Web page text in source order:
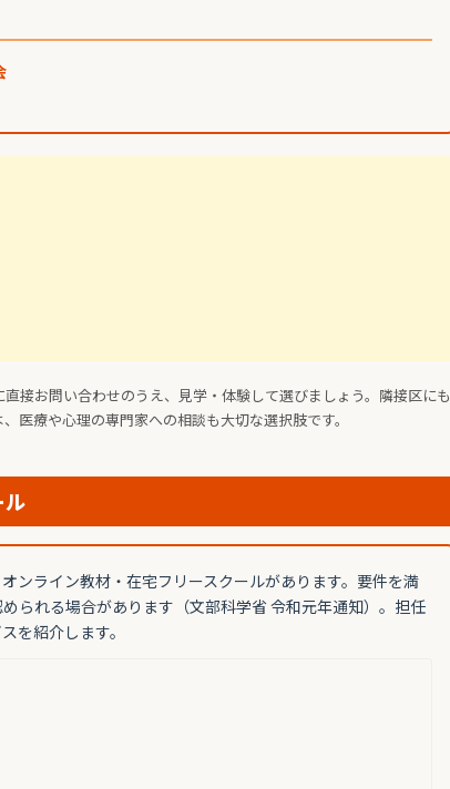
接お問い合わせのうえ、見学・体験して選びましょう。隣接区にも
医療や心理の専門家への相談も大切な選択肢です。
ル
ンライン教材・在宅フリースクールがあります。要件を満
められる場合があります（文部科学省 令和元年通知）。担任
を紹介します。